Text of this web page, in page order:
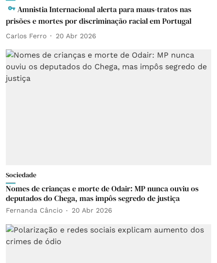
Amnistia Internacional alerta para maus-tratos nas
prisões e mortes por discriminação racial em Portugal
Carlos Ferro 20 Abr 2026
Sociedade
Nomes de crianças e morte de Odair: MP nunca ouviu os
deputados do Chega, mas impôs segredo de justiça
Fernanda Câncio 20 Abr 2026